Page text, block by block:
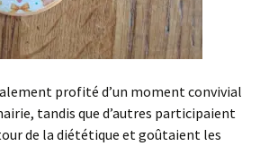
profité d’un moment convivial
tandis que d’autres participaient
de la diététique et goûtaient les